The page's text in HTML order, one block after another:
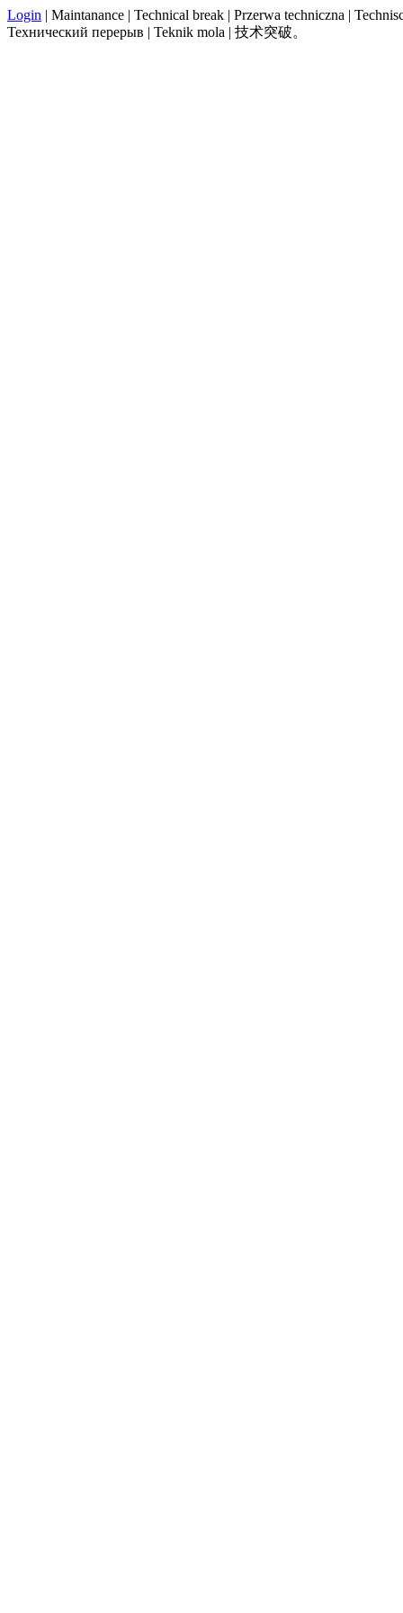
Login | Maintanance | Technical break | Przerwa techniczna |
Технический перерыв | Teknik mola | 技术突破。